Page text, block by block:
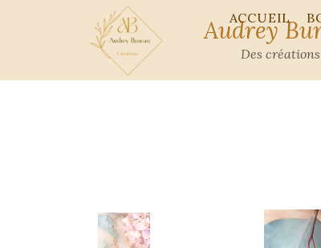
Audrey
Des
ACCUEIL